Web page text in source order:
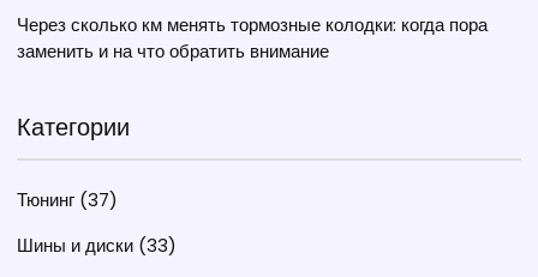
Через сколько км менять тормозные колодки: когда пора
заменить и на что обратить внимание
Категории
Тюнинг (37)
Шины и диски (33)